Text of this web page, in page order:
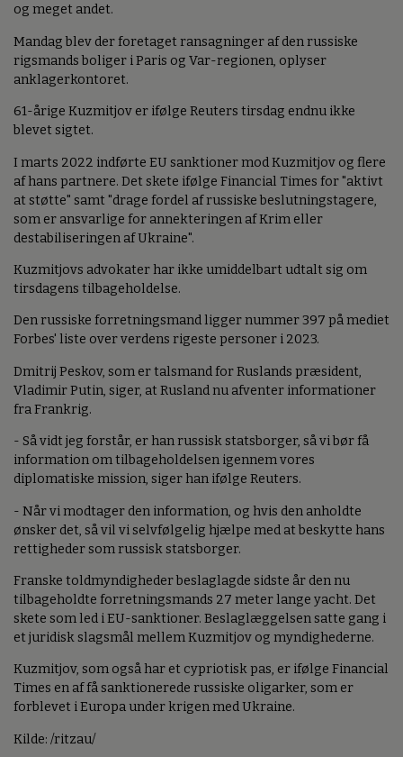
og meget andet.
Mandag blev der foretaget ransagninger af den russiske
rigsmands boliger i Paris og Var-regionen, oplyser
anklagerkontoret.
61-årige Kuzmitjov er ifølge Reuters tirsdag endnu ikke
blevet sigtet.
I marts 2022 indførte EU sanktioner mod Kuzmitjov og flere
af hans partnere. Det skete ifølge Financial Times for "aktivt
at støtte" samt "drage fordel af russiske beslutningstagere,
som er ansvarlige for annekteringen af Krim eller
destabiliseringen af Ukraine".
Kuzmitjovs advokater har ikke umiddelbart udtalt sig om
tirsdagens tilbageholdelse.
Den russiske forretningsmand ligger nummer 397 på mediet
Forbes' liste over verdens rigeste personer i 2023.
Dmitrij Peskov, som er talsmand for Ruslands præsident,
Vladimir Putin, siger, at Rusland nu afventer informationer
fra Frankrig.
- Så vidt jeg forstår, er han russisk statsborger, så vi bør få
information om tilbageholdelsen igennem vores
diplomatiske mission, siger han ifølge Reuters.
- Når vi modtager den information, og hvis den anholdte
ønsker det, så vil vi selvfølgelig hjælpe med at beskytte hans
rettigheder som russisk statsborger.
Franske toldmyndigheder beslaglagde sidste år den nu
tilbageholdte forretningsmands 27 meter lange yacht. Det
skete som led i EU-sanktioner. Beslaglæggelsen satte gang i
et juridisk slagsmål mellem Kuzmitjov og myndighederne.
Kuzmitjov, som også har et cypriotisk pas, er ifølge Financial
Times en af få sanktionerede russiske oligarker, som er
forblevet i Europa under krigen med Ukraine.
Kilde: /ritzau/